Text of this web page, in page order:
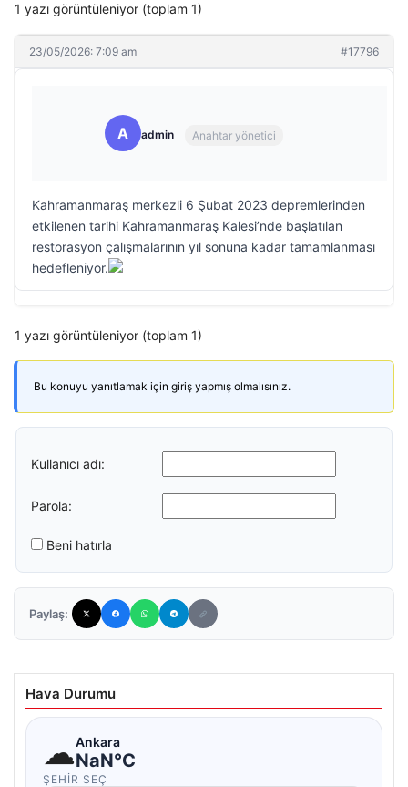
1 yazı görüntüleniyor (toplam 1)
23/05/2026: 7:09 am #17796
A admin Anahtar yönetici
Kahramanmaraş merkezli 6 Şubat 2023 depremlerinden
etkilenen tarihi Kahramanmaraş Kalesi’nde başlatılan
restorasyon çalışmalarının yıl sonuna kadar tamamlanması
hedefleniyor.
1 yazı görüntüleniyor (toplam 1)
Bu konuyu yanıtlamak için giriş yapmış olmalısınız.
Kullanıcı adı:
Parola:
Beni hatırla
Paylaş:
Hava Durumu
☁Ankara
NaN°C
ŞEHIR SEÇ